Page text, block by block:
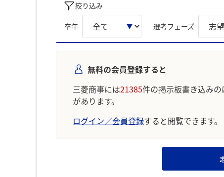
絞り込み
卒年 選考フェーズ
無料の会員登録すると
三菱商事には21385件の掲示板書き込みの
があります。
ログイン／会員登録すると閲覧できます。